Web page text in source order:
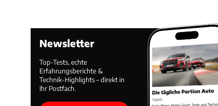
Newsletter
Top-Tests, echte
Erfahrungsberichte &
Technik-Highlights – direkt in
Ihr Postfach.